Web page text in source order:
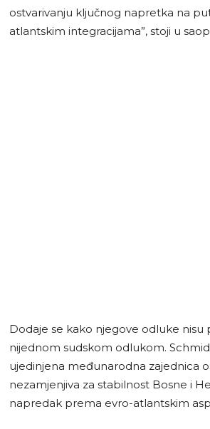
ostvarivanju ključnog napretka na
atlantskim integracijama”, stoji u
Dodaje se kako njegove odluke nisu
nijednom sudskom odlukom.
ujedinjena međunarodna zajednica
nezamjenjiva za stabilnost Bosne i
napredak prema evro-atlantskim